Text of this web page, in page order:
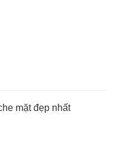
mặt đẹp nhất